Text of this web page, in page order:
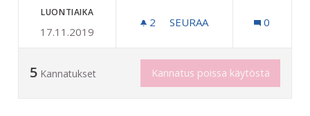
LUONTIAIKA
17.11.2019
2 2 SEURAAJAA
SEURAA 0
5 Kannatukset Kannatus poissa käytöstä